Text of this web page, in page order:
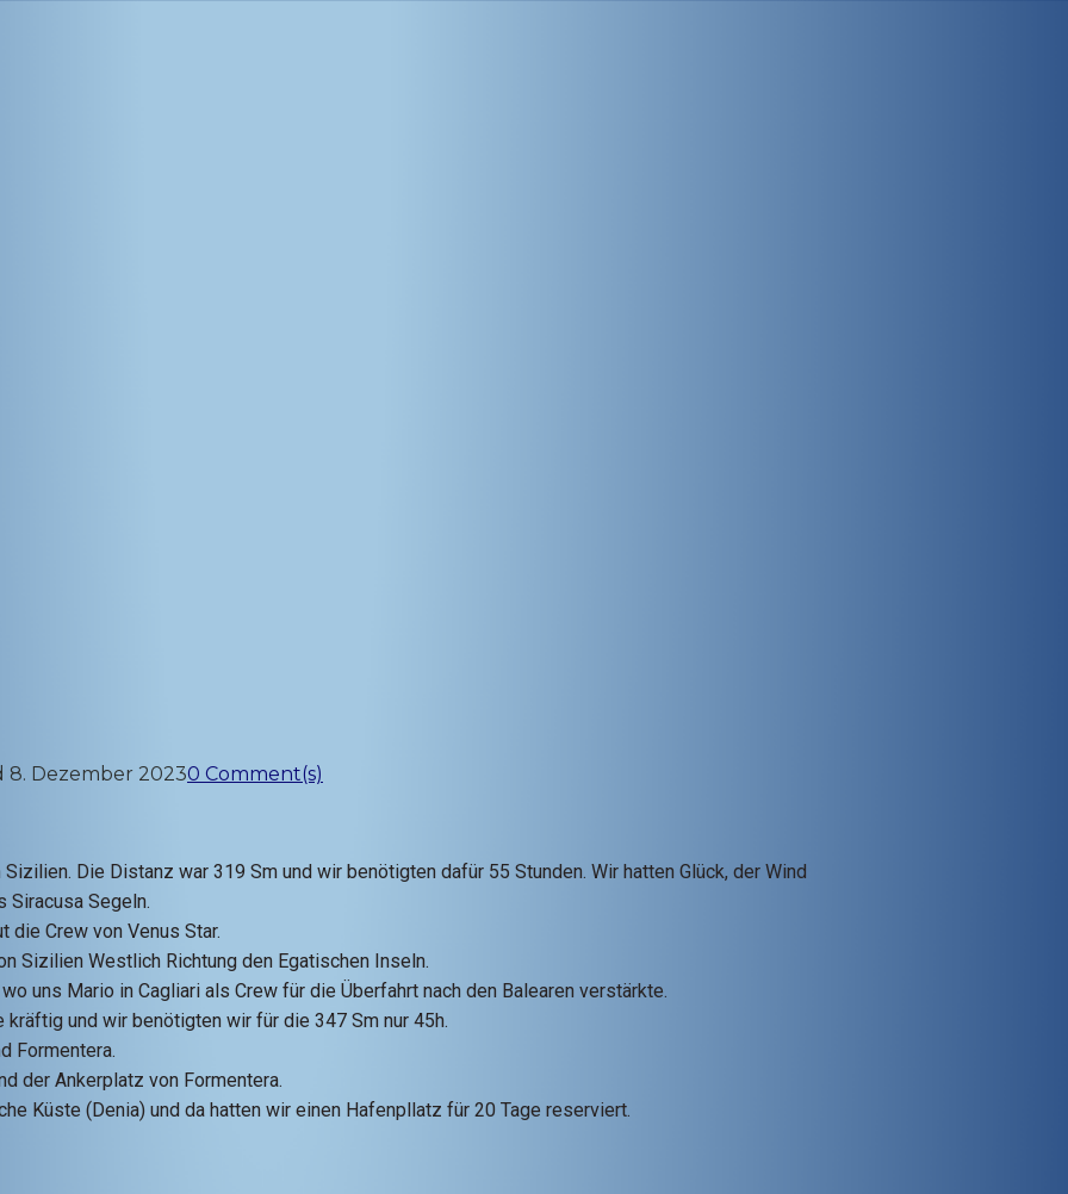
8. Dezember 20230 Comment(s)
Die Distanz war 319 Sm und wir benötigten dafür 55 Stunden. Wir hatten Glück, der Wind
Siracusa Segeln.
die Crew von Venus Star.
Sizilien Westlich Richtung den Egatischen Inseln.
uns Mario in Cagliari als Crew für die Überfahrt nach den Balearen verstärkte.
und wir benötigten wir für die 347 Sm nur 45h.
Formentera.
der Ankerplatz von Formentera.
Küste (Denia) und da hatten wir einen Hafenpllatz für 20 Tage reserviert.